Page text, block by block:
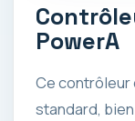
PowerA
Ce contrôleur
standard,